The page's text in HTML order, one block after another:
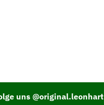
uns @original.leonhart